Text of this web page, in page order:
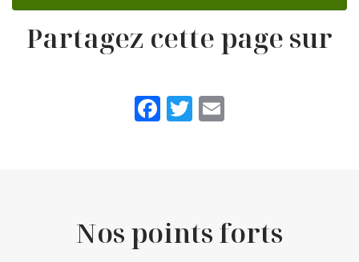
Partagez cette page sur
Facebook
Twitter
Nos points forts